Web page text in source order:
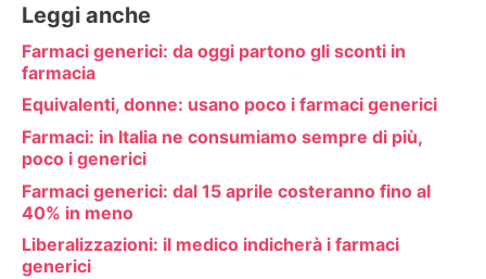
Leggi anche
Farmaci generici: da oggi partono gli sconti in
farmacia
Equivalenti, donne: usano poco i farmaci generici
Farmaci: in Italia ne consumiamo sempre di più,
poco i generici
Farmaci generici: dal 15 aprile costeranno fino al
40% in meno
Liberalizzazioni: il medico indicherà i farmaci
generici